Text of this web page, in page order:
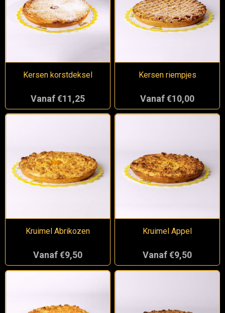
Kersen korstdeksel
Vanaf €11,25
Kersen riempjes
Vanaf €10,00
Kruimel Abrikozen
Vanaf €9,50
Kruimel Appel
Vanaf €9,50